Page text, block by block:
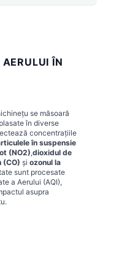
ÎN
se măsoară
în diverse
concentrațiile
în suspensie
(NO2),dioxidul de
(CO) și ozonul la
sunt procesate
a Aerului (AQI),
asupra
.